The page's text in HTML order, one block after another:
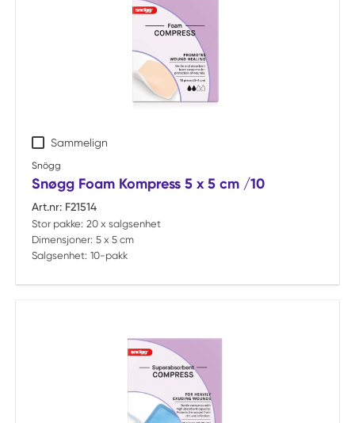
Sammelign
Snögg
Snøgg Foam Kompress 5 x 5 cm /10
Art.nr: F21514
Stor pakke: 20 x salgsenhet
Dimensjoner: 5 x 5 cm
Salgsenhet: 10-pakk